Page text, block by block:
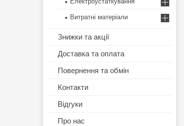
Витратні матеріали
Знижки та акції
Доставка та оплата
Повернення та обмін
Контакти
Відгуки
Про нас